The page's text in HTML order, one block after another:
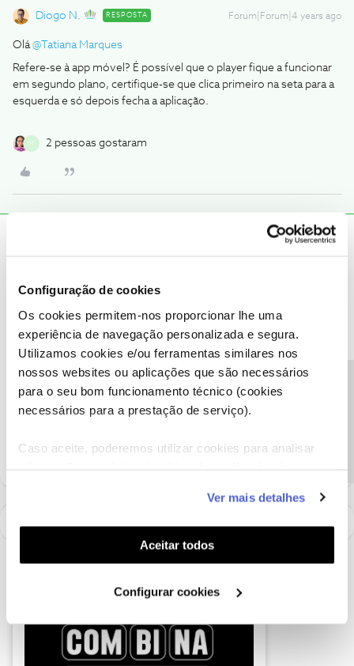
Configuração de cookies
Os cookies permitem-nos proporcionar lhe uma
experiência de navegação personalizada e segura.
Utilizamos cookies e/ou ferramentas similares nos
nossos websites ou aplicações que são necessários
para o seu bom funcionamento técnico (cookies
necessários para a prestação de serviço).
Caso aceite, poderemos utilizar cookies para analisar
funcionalidades (cookies de personalização e
funcionalidade) e adaptar anúncios aos seus interesses
(cookies de publicidade personalizada). Pode gerir a
utilização dos cookies clicando em "Configurar
Ver mais detalhes
Aceitar todos
Configurar cookies
Diogo N. RESPOSTA Forum|Forum|4 years ago
Olá@Tatiana Marques
Refere-se à app móvel? É possível que o player fique a funcionar
em segundo plano, certifique-se que clica primeiro na seta para a
esquerda e só depois fecha a aplicação.
M 2 pessoas gostaram
Forum|Forum|4 years ago
O@Diogo N.deu uma boa sugestão. Pode sair do canal (na seta
segundo plano, fechando completamente.
Obrigada
Ajude a comunidade a encontrar informação relevante. Marque
como "Melhor Resposta" e faça "Like" nos melhores comentários.